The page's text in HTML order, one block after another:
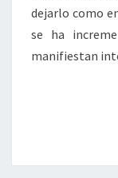
dejarlo como
se ha
manifiestan